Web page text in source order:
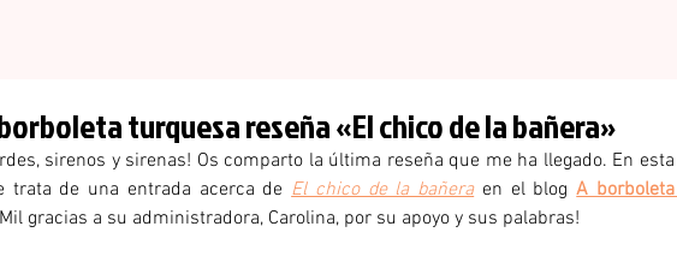
turquesa reseña «El chico de la bañera»
sirenos y sirenas! Os comparto la última reseña que me ha llegado. En esta
trata de una entrada acerca de El chico de la bañera en el blog A borboleta
gracias a su administradora, Carolina, por su apoyo y sus palabras!